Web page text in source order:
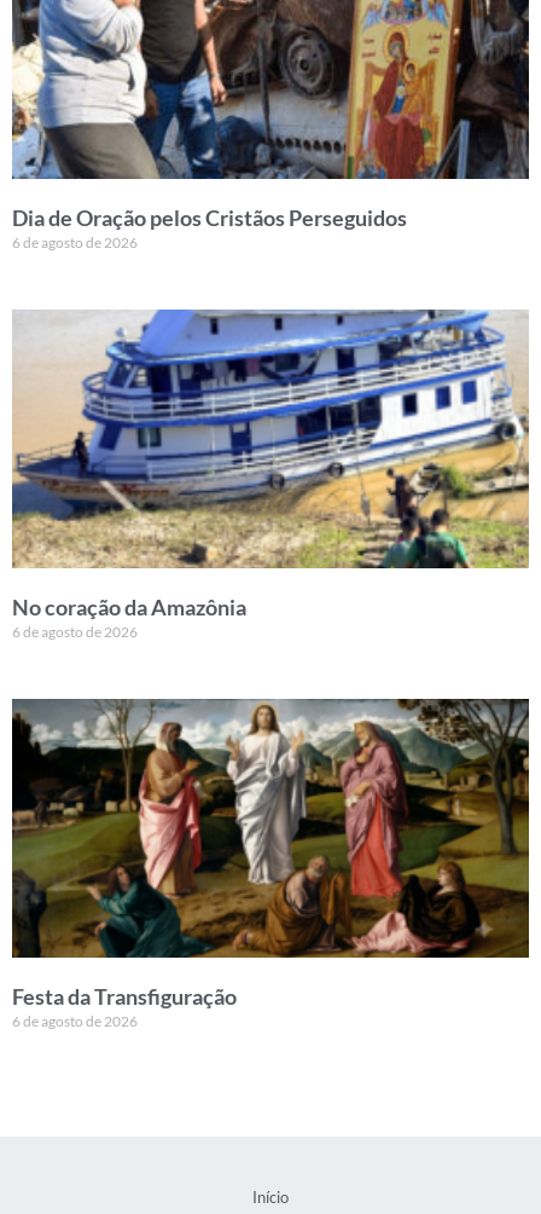
Dia de Oração pelos Cristãos Perseguidos
6 de agosto de 2026
No coração da Amazônia
6 de agosto de 2026
Festa da Transfiguração
6 de agosto de 2026
Início